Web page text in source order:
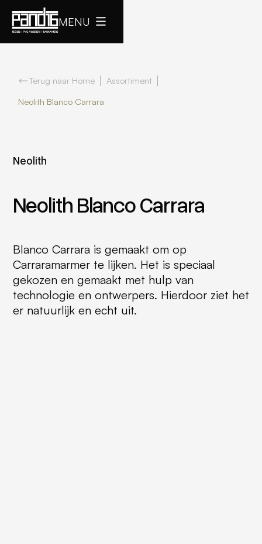
MENU
Terug naar Home
Assortiment
Neolith Blanco Carrara
Neolith
Neolith Blanco Carrara
Blanco Carrara is gemaakt om op
Carraramarmer te lijken. Het is speciaal
gekozen en gemaakt met hulp van
technologie en ontwerpers. Hierdoor ziet het
er natuurlijk en echt uit.